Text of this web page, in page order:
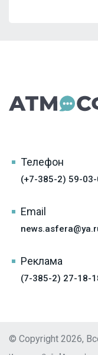
Телефон
(+7-385-2) 59-
Email
Реклама
(7-385-2) 27-18-
© Copyright 2026,